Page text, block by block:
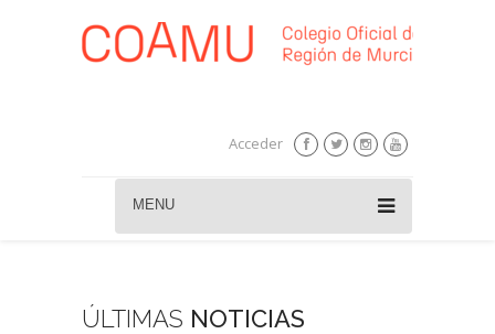
Acceder
MENU
ÚLTIMAS NOTICIAS